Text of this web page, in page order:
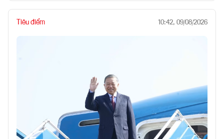
Tiêu điểm 10:42, 09/08/2026